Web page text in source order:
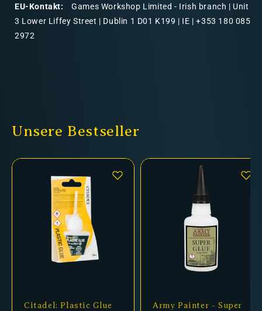
EU-Kontakt:
Games Workshop Limited - Irish branch | Unit
3 Lower Liffey Street | Dublin 1 D01 K199 | IE | +353 180 085
2972
Unsere Bestseller
Citadel: Plastic Glue
Army Painter - Super